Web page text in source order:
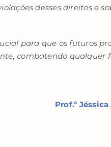
desses direitos e
para que os futuros
combatendo qualquer
Prof.ª